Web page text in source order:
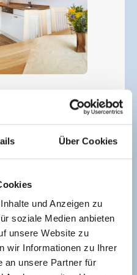
Über Cookies
und Anzeigen zu
soziale Medien anbieten
unsere Website zu
wir Informationen zu Ihrer
an unsere Partner für
1
zijn voorzien van
tuin of
oven, keramische
kabel-tv, telefoon,